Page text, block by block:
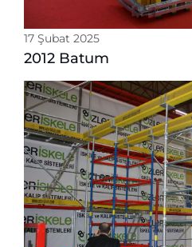
17 Şubat 2025
2012 Batum